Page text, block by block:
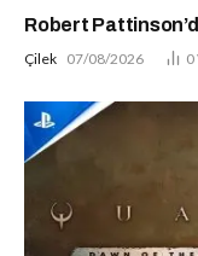
Robert
Çilek 07/08/2026 0